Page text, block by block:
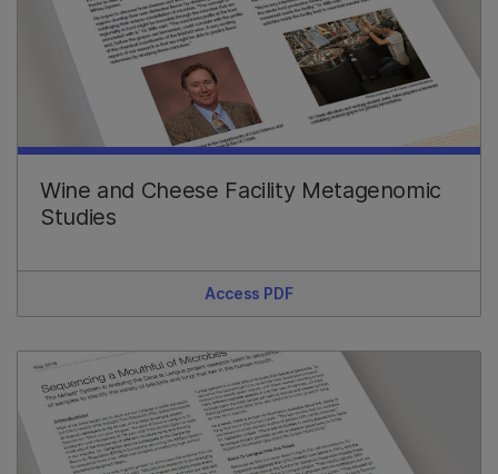
Wine and Cheese Facility Metagenomic
Studies
Access PDF